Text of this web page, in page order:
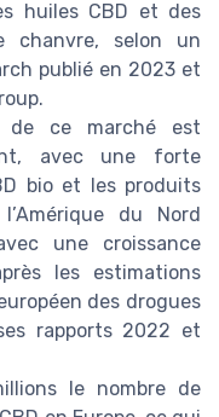
huiles CBD et des
chanvre, selon un
publié en 2023 et
de ce marché est
avec une forte
bio et les produits
du Nord
une croissance
les estimations
des drogues
rapports 2022 et
le nombre de